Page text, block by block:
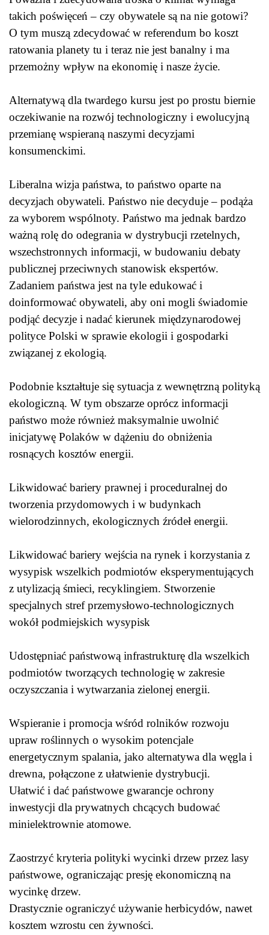
takich poświęceń – czy obywatele są na nie gotowi?
O tym muszą zdecydować w referendum bo koszt
ratowania planety tu i teraz nie jest banalny i ma
przemożny wpływ na ekonomię i nasze życie.
Alternatywą dla twardego kursu jest po prostu biernie
oczekiwanie na rozwój technologiczny i ewolucyjną
przemianę wspieraną naszymi decyzjami
konsumenckimi.
Liberalna wizja państwa, to państwo oparte na
decyzjach obywateli. Państwo nie decyduje – podąża
za wyborem wspólnoty. Państwo ma jednak bardzo
ważną rolę do odegrania w dystrybucji rzetelnych,
wszechstronnych informacji, w budowaniu debaty
publicznej przeciwnych stanowisk ekspertów.
Zadaniem państwa jest na tyle edukować i
doinformować obywateli, aby oni mogli świadomie
podjąć decyzje i nadać kierunek międzynarodowej
polityce Polski w sprawie ekologii i gospodarki
związanej z ekologią.
Podobnie kształtuje się sytuacja z wewnętrzną polityką
ekologiczną. W tym obszarze oprócz informacji
państwo może również maksymalnie uwolnić
inicjatywę Polaków w dążeniu do obniżenia
rosnących kosztów energii.
Likwidować bariery prawnej i proceduralnej do
tworzenia przydomowych i w budynkach
wielorodzinnych, ekologicznych źródeł energii.
Likwidować bariery wejścia na rynek i korzystania z
wysypisk wszelkich podmiotów eksperymentujących
z utylizacją śmieci, recyklingiem. Stworzenie
specjalnych stref przemysłowo-technologicznych
wokół podmiejskich wysypisk
Udostępniać państwową infrastrukturę dla wszelkich
podmiotów tworzących technologię w zakresie
oczyszczania i wytwarzania zielonej energii.
Wspieranie i promocja wśród rolników rozwoju
upraw roślinnych o wysokim potencjale
energetycznym spalania, jako alternatywa dla węgla i
drewna, połączone z ułatwienie dystrybucji.
Ułatwić i dać państwowe gwarancje ochrony
inwestycji dla prywatnych chcących budować
minielektrownie atomowe.
Zaostrzyć kryteria polityki wycinki drzew przez lasy
państwowe, ograniczając presję ekonomiczną na
wycinkę drzew.
Drastycznie ograniczyć używanie herbicydów, nawet
kosztem wzrostu cen żywności.